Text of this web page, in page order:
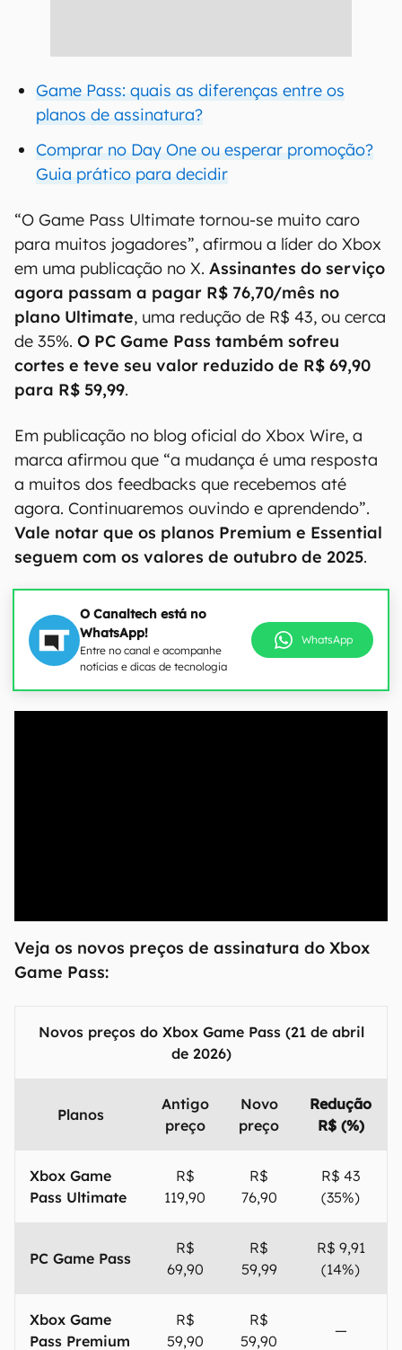
Game Pass: quais as diferenças entre os
planos de assinatura?
Comprar no Day One ou esperar promoção?
Guia prático para decidir
“O Game Pass Ultimate tornou-se muito caro
para muitos jogadores”, afirmou a líder do Xbox
em uma publicação no X. Assinantes do serviço
agora passam a pagar R$ 76,70/mês no
plano Ultimate, uma redução de R$ 43, ou cerca
de 35%. O PC Game Pass também sofreu
cortes e teve seu valor reduzido de R$ 69,90
para R$ 59,99.
Em publicação no blog oficial do Xbox Wire, a
marca afirmou que “a mudança é uma resposta
a muitos dos feedbacks que recebemos até
agora. Continuaremos ouvindo e aprendendo”.
Vale notar que os planos Premium e Essential
seguem com os valores de outubro de 2025.
O Canaltech está no
WhatsApp!
Entre no canal e acompanhe
notícias e dicas de tecnologia
WhatsApp
Veja os novos preços de assinatura do Xbox
Game Pass:
Novos preços do Xbox Game Pass (21 de abril
de 2026)
Planos
Antigo
preço
Novo
preço
Redução
R$ (%)
Xbox Game
Pass Ultimate
R$
119,90
R$
76,90
R$ 43
(35%)
PC Game Pass
R$
69,90
R$
59,99
R$ 9,91
(14%)
Xbox Game
Pass Premium
R$
59,90
R$
59,90
—